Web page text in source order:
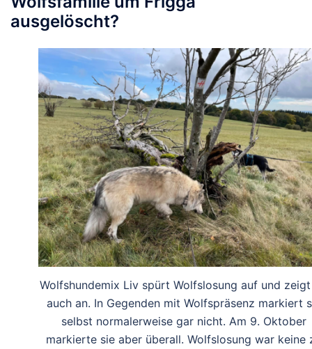
ausgelöscht?
Wolfshundemix Liv spürt Wolfslosung auf und
auch an. In Gegenden mit Wolfspräsenz markiert
selbst normalerweise gar nicht. Am 9. Oktober
markierte sie aber überall. Wolfslosung war keine